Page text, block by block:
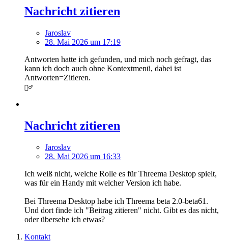
Nachricht zitieren
Jaroslav
28. Mai 2026 um 17:19
Antworten hatte ich gefunden, und mich noch gefragt, das
kann ich doch auch ohne Kontextmenü, dabei ist
Antworten=Zitieren.
🤦‍♂️
Nachricht zitieren
Jaroslav
28. Mai 2026 um 16:33
Ich weiß nicht, welche Rolle es für Threema Desktop spielt,
was für ein Handy mit welcher Version ich habe.
Bei Threema Desktop habe ich Threema beta 2.0-beta61.
Und dort finde ich "Beitrag zitieren" nicht. Gibt es das nicht,
oder übersehe ich etwas?
Kontakt